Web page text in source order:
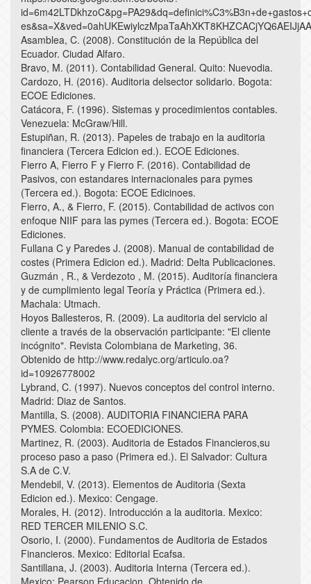
Asamblea, C. (2008). Constitución de la República del
Ecuador. Ciudad Alfaro.
Bravo, M. (2011). Contabilidad General. Quito: Nuevodia.
Cardozo, H. (2016). Auditoria delsector solidario. Bogota:
ECOE Ediciones.
Catácora, F. (1996). Sistemas y procedimientos contables.
Venezuela: McGraw/Hill.
Estupiñan, R. (2013). Papeles de trabajo en la auditoria
financiera (Tercera Edicion ed.). ECOE Ediciones.
Fierro A, Fierro F y Fierro F. (2016). Contabilidad de
Pasivos, con estandares internacionales para pymes
(Tercera ed.). Bogota: ECOE Edicinoes.
Fierro, A., & Fierro, F. (2015). Contabilidad de activos con
enfoque NIIF para las pymes (Tercera ed.). Bogota: ECOE
Ediciones.
Fullana C y Paredes J. (2008). Manual de contabilidad de
costes (Primera Edicion ed.). Madrid: Delta Publicaciones.
Guzmán , R., & Verdezoto , M. (2015). Auditoría financiera
y de cumplimiento legal Teoría y Práctica (Primera ed.).
Machala: Utmach.
Hoyos Ballesteros, R. (2009). La auditoria del servicio al
cliente a través de la observación participante: "El cliente
incógnito". Revista Colombiana de Marketing, 36.
Obtenido de http://www.redalyc.org/articulo.oa?
id=10926778002
Lybrand, C. (1997). Nuevos conceptos del control interno.
Madrid: Diaz de Santos.
Mantilla, S. (2008). AUDITORIA FINANCIERA PARA
PYMES. Colombia: ECOEDICIONES.
Martinez, R. (2003). Auditoria de Estados Financieros,su
proceso paso a paso (Primera ed.). El Salvador: Cultura
S.A de C.V.
Mendebil, V. (2013). Elementos de Auditoria (Sexta
Edicion ed.). Mexico: Cengage.
Morales, H. (2012). Introducción a la auditoria. Mexico:
RED TERCER MILENIO S.C.
Osorio, I. (2000). Fundamentos de Auditoria de Estados
Financieros. Mexico: Editorial Ecafsa.
Santillana, J. (2003). Auditoria Interna (Tercera ed.).
Mexico: Pearson Educacion. Obtenido de